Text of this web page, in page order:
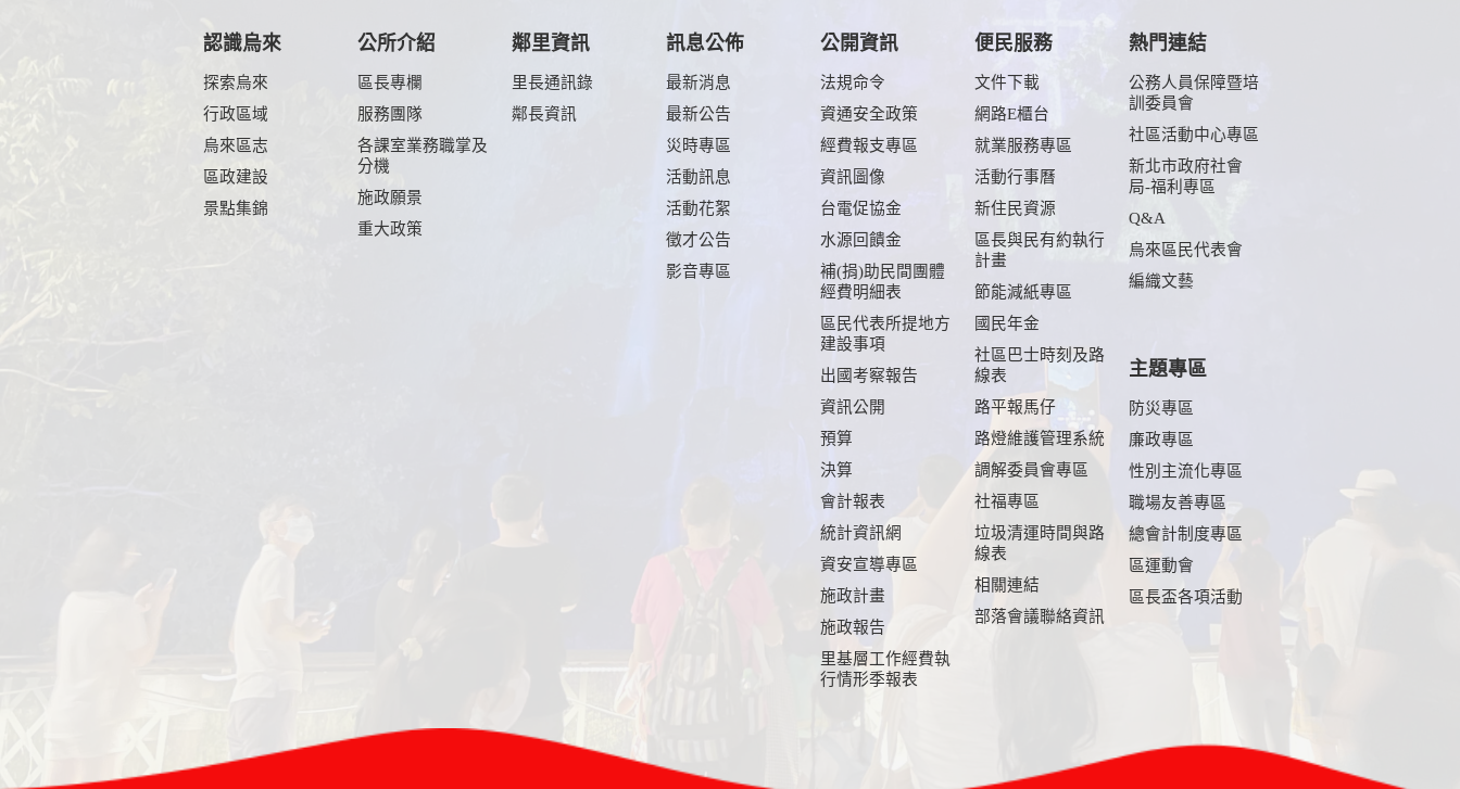
認識烏來
探索烏來
行政區域
烏來區志
區政建設
景點集錦
公所介紹
區長專欄
服務團隊
各課室業務職掌及
分機
施政願景
重大政策
鄰里資訊
里長通訊錄
鄰長資訊
訊息公佈
最新消息
最新公告
災時專區
活動訊息
活動花絮
徵才公告
影音專區
公開資訊
法規命令
資通安全政策
經費報支專區
資訊圖像
台電促協金
水源回饋金
補(捐)助民間團體
經費明細表
區民代表所提地方
建設事項
出國考察報告
資訊公開
預算
決算
會計報表
統計資訊網
資安宣導專區
施政計畫
施政報告
里基層工作經費執
行情形季報表
便民服務
文件下載
網路E櫃台
就業服務專區
活動行事曆
新住民資源
區長與民有約執行
計畫
節能減紙專區
國民年金
社區巴士時刻及路
線表
路平報馬仔
路燈維護管理系統
調解委員會專區
社福專區
垃圾清運時間與路
線表
相關連結
部落會議聯絡資訊
熱門連結
公務人員保障暨培
訓委員會
社區活動中心專區
新北市政府社會
局-福利專區
Q&A
烏來區民代表會
編織文藝
主題專區
防災專區
廉政專區
性別主流化專區
職場友善專區
總會計制度專區
區運動會
區長盃各項活動